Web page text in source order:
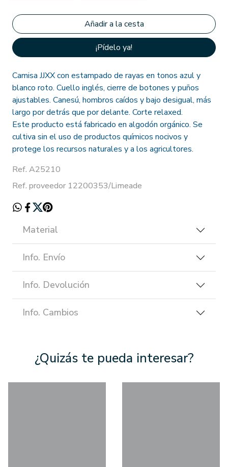
¡Pídelo ya!
Camisa JJXX con estampado de rayas en tonos azul y
blanco roto. Cuello inglés, cierre de botones y puños
ajustables. Canesú, hombros caídos y bajo desigual, más
largo por detrás que por delante. Corte relaxed.
Este producto está fabricado en algodón orgánico. Se
cultiva sin el uso de productos químicos nocivos y
protege los recursos naturales y a los agricultores.
Ref. A25210
Ref. proveedor 12200353/Limeade
Material
Info. Envío
Info. Devolución
Info. Cambios
¿Quizás te pueda interesar?